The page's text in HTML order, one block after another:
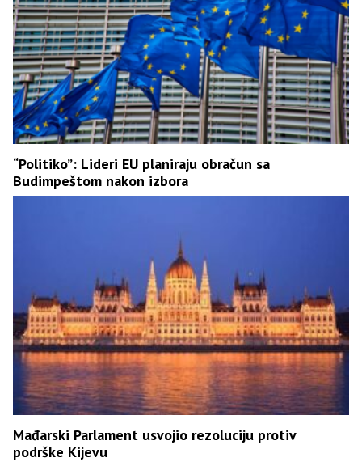
“Politiko”: Lideri EU planiraju obračun sa
Budimpeštom nakon izbora
Mađarski Parlament usvojio rezoluciju protiv
podrške Kijevu